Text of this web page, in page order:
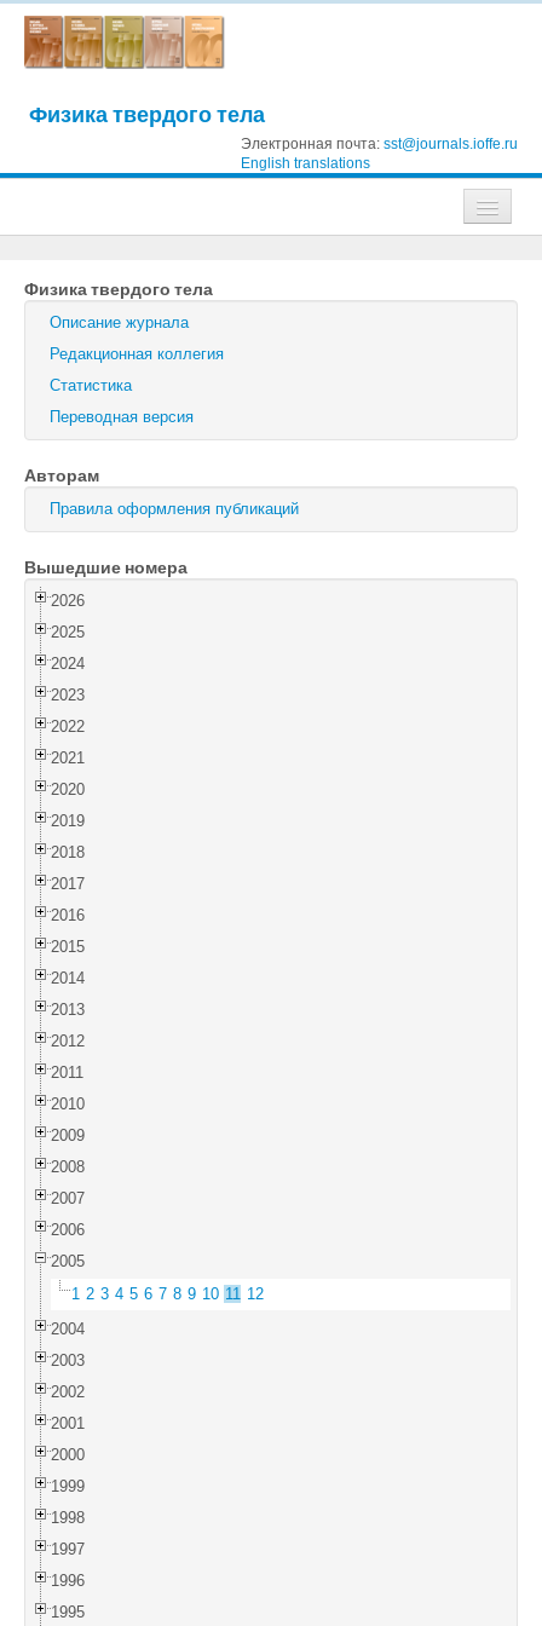
Физика твердого тела
Электронная почта: sst@journals.ioffe.ru
English translations
Журнал технической физики
Письма в Журнал технической физики
Физика твердого тела
Физика и техника полупроводников
Оптика и спектроскопия
Поиск
Войти
Физика твердого тела
Описание журнала
Редакционная коллегия
Статистика
Переводная версия
Авторам
Правила оформления публикаций
Вышедшие номера
2026
2025
2024
2023
2022
2021
2020
2019
2018
2017
2016
2015
2014
2013
2012
2011
2010
2009
2008
2007
2006
2005
1 2 3 4 5 6 7 8 9 10 11 12
2004
2003
2002
2001
2000
1999
1998
1997
1996
1995